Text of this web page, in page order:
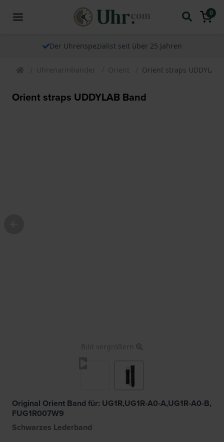
0
Der Uhrenspezialist seit über 25 Jahren
Uhrenarmbander Orient Orient straps UDDYLAB
Orient straps UDDYLAB Band
Bild vergrößern
Original Orient Band für: UG1R,UG1R-A0-A,UG1R-A0-B,
FUG1R007W9
Schwarzes Lederband